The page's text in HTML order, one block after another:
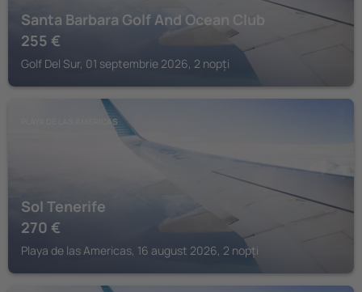
Santa Barbara Golf And Ocean Club
255 €
Golf Del Sur, 01 septembrie 2026, 2 nopți
PLAYA DE LAS AMERICAS
Sol Tenerife
270 €
Playa de las Americas, 16 august 2026, 2 nopți